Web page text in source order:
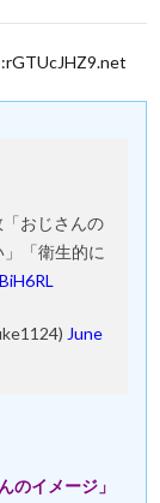
おじさんの
「衛生的に
June
のイメージ」